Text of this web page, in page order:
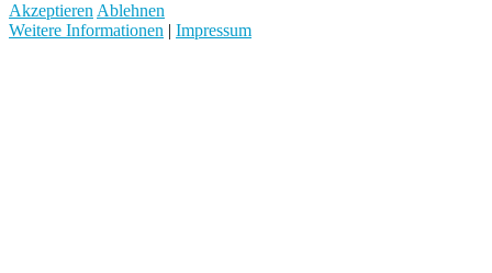
AkzeptierenAblehnen
Weitere Informationen | Impressum